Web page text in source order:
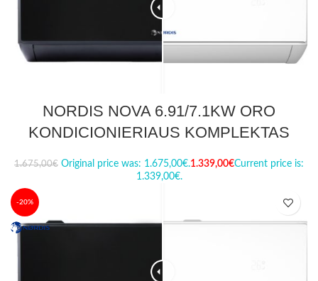
NORDIS NOVA 6.91/7.1KW ORO
KONDICIONIERIAUS KOMPLEKTAS
1.675,00€ Original price was: 1.675,00€.1.339,00€Current price is:
1.339,00€.
-20%